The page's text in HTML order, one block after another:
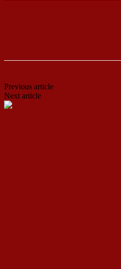
Previous article
Next article